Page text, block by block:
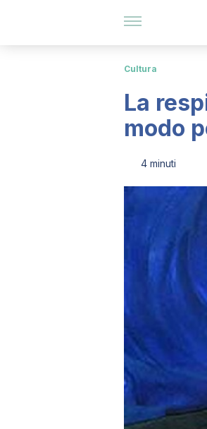
Cultura
La
modo
4 minuti